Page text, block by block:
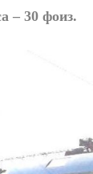
– 30 фоиз.